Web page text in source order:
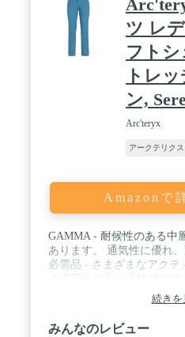
ツ レ
フトシ
トレ
ン,
Arc'teryx
アークテリク
Amazonで
GAMMA - 耐候性のある中
あります。 通気性に優れ
必需品 - さまざまなアクテ
ミニマリストなデザイン
フトシェル - 優れた耐摩耗
向ストレッチ織布。
続きを
みんなのレビュー